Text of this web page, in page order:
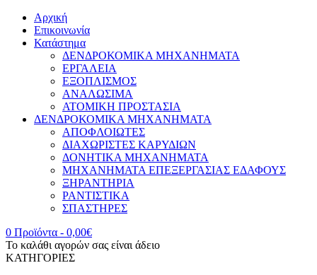
Αρχική
Επικοινωνία
Κατάστημα
ΔΕΝΔΡΟΚΟΜΙΚΑ ΜΗΧΑΝΗΜΑΤΑ
ΕΡΓΑΛΕΙΑ
ΕΞΟΠΛΙΣΜΟΣ
ΑΝΑΛΩΣΙΜΑ
ΑΤΟΜΙΚΗ ΠΡΟΣΤΑΣΙΑ
ΔΕΝΔΡΟΚΟΜΙΚΑ ΜΗΧΑΝΗΜΑΤΑ
ΑΠΟΦΛΟΙΩΤΕΣ
ΔΙΑΧΩΡΙΣΤΕΣ ΚΑΡΥΔΙΩΝ
ΔΟΝΗΤΙΚΑ ΜΗΧΑΝΗΜΑΤΑ
ΜΗΧΑΝΗΜΑΤΑ ΕΠΕΞΕΡΓΑΣΙΑΣ ΕΔΑΦΟΥΣ
ΞΗΡΑΝΤΗΡΙΑ
ΡΑΝΤΙΣΤΙΚΑ
ΣΠΑΣΤΗΡΕΣ
0 Προϊόντα - 0,00€
Το καλάθι αγορών σας είναι άδειο
ΚΑΤΗΓΟΡΙΕΣ